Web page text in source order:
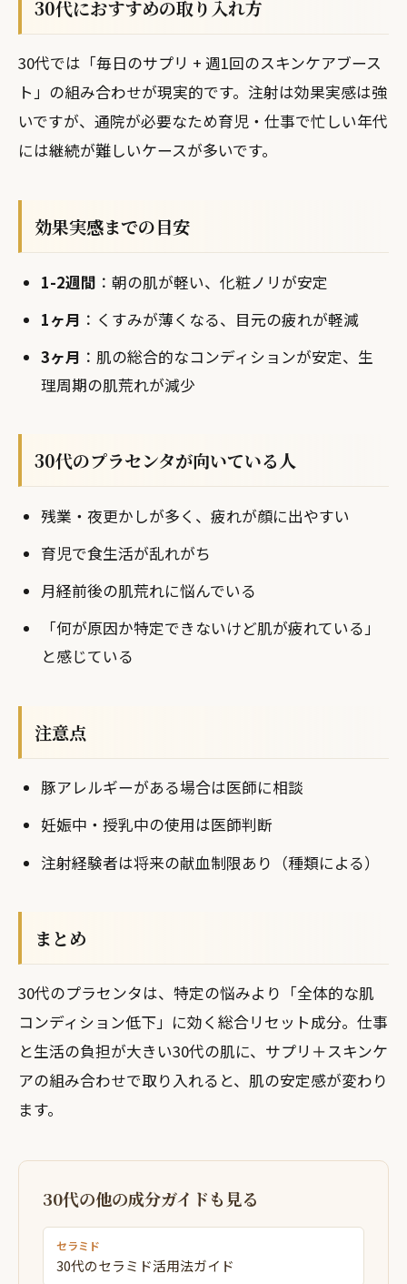
30代におすすめの取り入れ方
30代では「毎日のサプリ + 週1回のスキンケアブース
ト」の組み合わせが現実的です。注射は効果実感は強
いですが、通院が必要なため育児・仕事で忙しい年代
には継続が難しいケースが多いです。
効果実感までの目安
1-2週間 ：朝の肌が軽い、化粧ノリが安定
1ヶ月 ：くすみが薄くなる、目元の疲れが軽減
3ヶ月 ：肌の総合的なコンディションが安定、生
理周期の肌荒れが減少
30代のプラセンタが向いている人
残業・夜更かしが多く、疲れが顔に出やすい
育児で食生活が乱れがち
月経前後の肌荒れに悩んでいる
「何が原因か特定できないけど肌が疲れている」
と感じている
注意点
豚アレルギーがある場合は医師に相談
妊娠中・授乳中の使用は医師判断
注射経験者は将来の献血制限あり（種類による）
まとめ
30代のプラセンタは、特定の悩みより「全体的な肌
コンディション低下」に効く総合リセット成分。仕事
と生活の負担が大きい30代の肌に、サプリ＋スキンケ
アの組み合わせで取り入れると、肌の安定感が変わり
ます。
30代の他の成分ガイドも見る
セラミド
30代のセラミド活用法ガイド